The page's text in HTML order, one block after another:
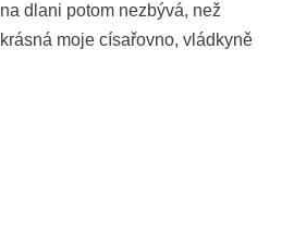
dlani potom nezbývá, než
moje císařovno, vládkyně